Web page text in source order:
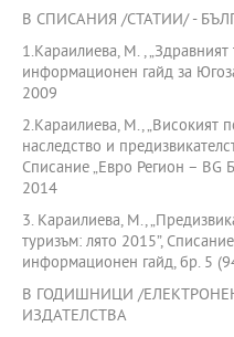
В СПИСАНИЯ /СТАТИИ/ -
1.Караилиева, М. , „Здравният
информационен гайд за
2009
2.Караилиева, М., „Високият
наследство и
Списание „Евро Регион – BG
2014
3. Караилиева, М.,
туризъм: лято 2015”,
информационен гайд, бр. 5
В ГОДИШНИЦИ /
ИЗДАТЕЛСТВА